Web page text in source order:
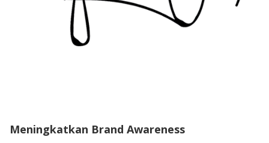
Meningkatkan Brand Awareness